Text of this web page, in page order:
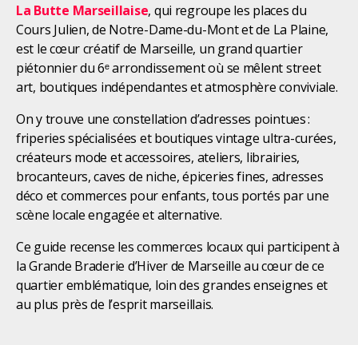
La Butte Marseillaise, qui regroupe les places du
Cours Julien, de Notre-Dame-du-Mont et de La Plaine,
est le cœur créatif de Marseille, un grand quartier
piétonnier du 6ᵉ arrondissement où se mêlent street
art, boutiques indépendantes et atmosphère conviviale.
On y trouve une constellation d’adresses pointues :
friperies spécialisées et boutiques vintage ultra-curées,
créateurs mode et accessoires, ateliers, librairies,
brocanteurs, caves de niche, épiceries fines, adresses
déco et commerces pour enfants, tous portés par une
scène locale engagée et alternative.
Ce guide recense les commerces locaux qui participent à
la Grande Braderie d’Hiver de Marseille au cœur de ce
quartier emblématique, loin des grandes enseignes et
au plus près de l’esprit marseillais.